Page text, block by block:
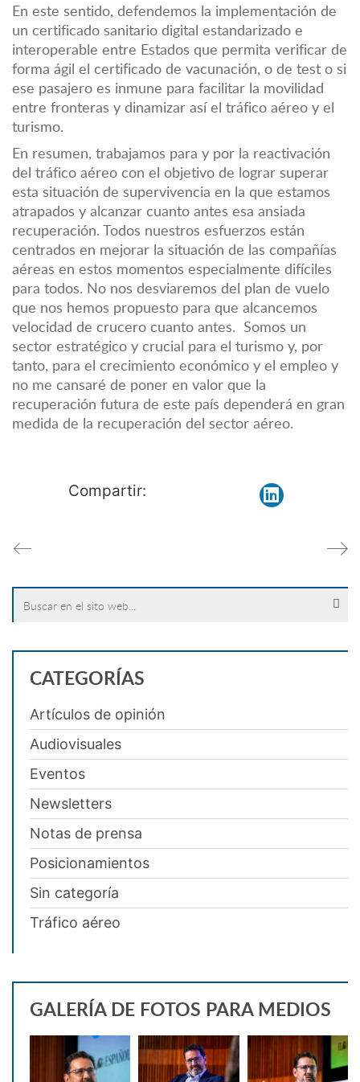
En este sentido, defendemos la implementación de
un certificado sanitario digital estandarizado e
interoperable entre Estados que permita verificar de
forma ágil el certificado de vacunación, o de test o si
ese pasajero es inmune para facilitar la movilidad
entre fronteras y dinamizar así el tráfico aéreo y el
turismo.
En resumen, trabajamos para y por la reactivación
del tráfico aéreo con el objetivo de lograr superar
esta situación de supervivencia en la que estamos
atrapados y alcanzar cuanto antes esa ansiada
recuperación. Todos nuestros esfuerzos están
centrados en mejorar la situación de las compañías
aéreas en estos momentos especialmente difíciles
para todos. No nos desviaremos del plan de vuelo
que nos hemos propuesto para que alcancemos
velocidad de crucero cuanto antes. Somos un
sector estratégico y crucial para el turismo y, por
tanto, para el crecimiento económico y el empleo y
no me cansaré de poner en valor que la
recuperación futura de este país dependerá en gran
medida de la recuperación del sector aéreo.
Compartir:
for:
CATEGORÍAS
Artículos de opinión
Audiovisuales
Eventos
Newsletters
Notas de prensa
Posicionamientos
Sin categoría
Tráfico aéreo
GALERÍA DE FOTOS PARA MEDIOS